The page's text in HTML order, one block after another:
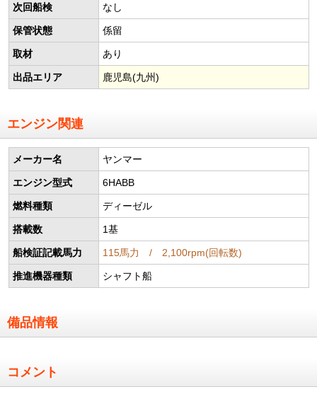
次回船検 なし
保管状態 係留
取材 あり
出品エリア 鹿児島(九州)
エンジン関連
メーカー名 ヤンマー
エンジン型式 6HABB
燃料種類 ディーゼル
搭載数 1基
船検証記載馬力 115馬力 / 2,100rpm(回転数)
推進機器種類 シャフト船
備品情報
コメント